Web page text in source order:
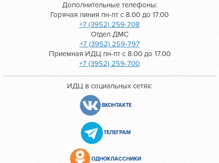
Дополнительные телефоны:
Горячая линия пн-пт с 8.00 до 17.00
+7 (3952) 259-708
Отдел ДМС
+7 (3952) 259-797
Приемная ИДЦ пн-пт с 8.00 до 17.00
+7 (3952) 259-700
ИДЦ в социальных сетях:
ВКОНТАКТЕ
ТЕЛЕГРАМ
ОДНОКЛАССНИКИ